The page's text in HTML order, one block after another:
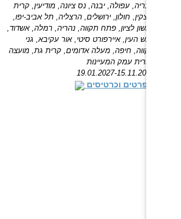
טבריה, עפולה, יבנה, נס ציונה, מודיעין, קרית
מוצקין, חולון, ירושלים, הרצליה, תל אביב-יפו,
ראשון לציון, פתח תקווה, נהריה, רמלה, אשדוד,
ראש העין, איירפורט סיטי, אור עקיבא, גני
תקווה, חיפה, מעלה אדומים, קרית גת, מועצה
אזורית עמק המעיינות
19.01.2027-15.11.2026